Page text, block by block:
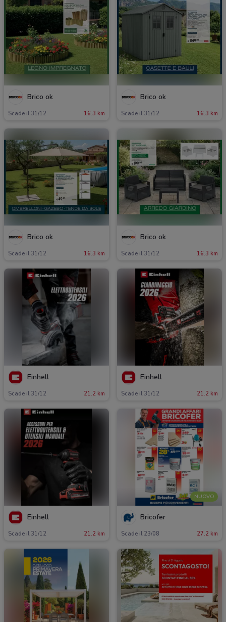
Brico ok
Scade il 31/12 16.3 km
Brico ok
Scade il 31/12 16.3 km
Brico ok
Scade il 31/12 16.3 km
Brico ok
Scade il 31/12 16.3 km
Einhell
Scade il 31/12 21.2 km
Einhell
Scade il 31/12 21.2 km
Einhell
Scade il 31/12 21.2 km
NUOVO
Bricofer
Scade il 23/08 27.2 km